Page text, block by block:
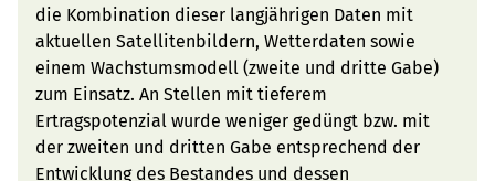
die Kombination dieser langjährigen Daten mit
aktuellen Satellitenbildern, Wetterdaten sowie
einem Wachstumsmodell (zweite und dritte Gabe)
zum Einsatz. An Stellen mit tieferem
Ertragspotenzial wurde weniger gedüngt bzw. mit
der zweiten und dritten Gabe entsprechend der
Entwicklung des Bestandes und dessen